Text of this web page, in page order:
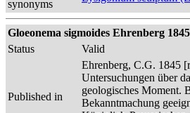
synonyms
Gloeonema sigmoides Ehrenberg
Status
Valid
Published in
Ehrenberg, C.G. 1845
Untersuchungen über
geologisches Moment.
Bekanntmachung